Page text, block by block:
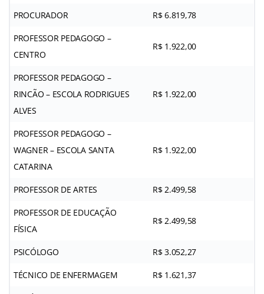
PROCURADOR R$ 6.819,78
PROFESSOR PEDAGOGO –
CENTRO
R$ 1.922,00
PROFESSOR PEDAGOGO –
RINCÃO – ESCOLA RODRIGUES
ALVES
R$ 1.922,00
PROFESSOR PEDAGOGO –
WAGNER – ESCOLA SANTA
CATARINA
R$ 1.922,00
PROFESSOR DE ARTES R$ 2.499,58
PROFESSOR DE EDUCAÇÃO
FÍSICA
R$ 2.499,58
PSICÓLOGO R$ 3.052,27
TÉCNICO DE ENFERMAGEM R$ 1.621,37